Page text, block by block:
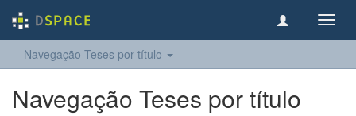
Navegação Teses por título
Navegação Teses por título